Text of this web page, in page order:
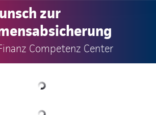
zur
Competenz Center